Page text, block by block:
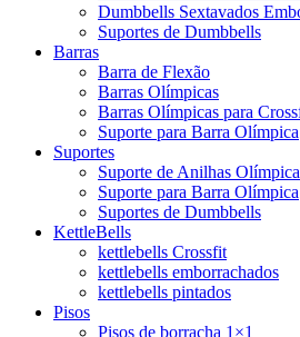
Dumbbells Sextavados
Suportes de Dumbbells
Barras
Barra de Flexão
Barras Olímpicas
Barras Olímpicas para
Suporte para Barra Olímpica
Suportes
Suporte de Anilhas
Suporte para Barra Olímpica
Suportes de Dumbbells
KettleBells
kettlebells Crossfit
kettlebells emborrachados
kettlebells pintados
Pisos
Pisos de borracha 1×1